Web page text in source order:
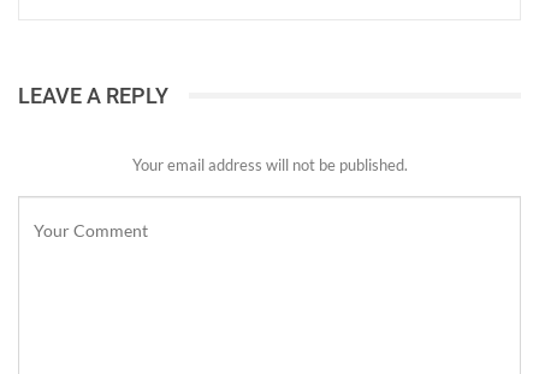
LEAVE A REPLY
Your email address will not be published.